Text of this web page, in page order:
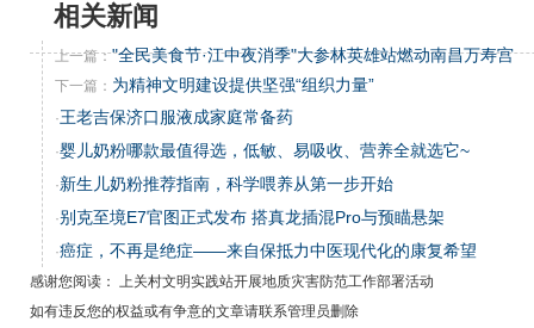
相关新闻
上一篇："全民美食节·江中夜消季"大参林英雄站燃动南昌万寿宫
下一篇： 为精神文明建设提供坚强“组织力量”
·王老吉保济口服液成家庭常备药
·婴儿奶粉哪款最值得选，低敏、易吸收、营养全就选它~
·新生儿奶粉推荐指南，科学喂养从第一步开始
·别克至境E7官图正式发布 搭真龙插混Pro与预瞄悬架
·癌症，不再是绝症——来自保抵力中医现代化的康复希望
感谢您阅读： 上关村文明实践站开展地质灾害防范工作部署活动
如有违反您的权益或有争意的文章请联系管理员删除